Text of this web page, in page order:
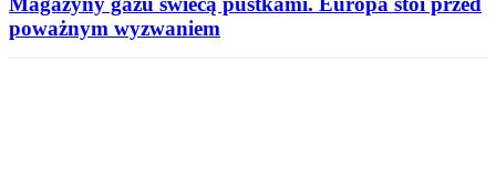
poważnym wyzwaniem